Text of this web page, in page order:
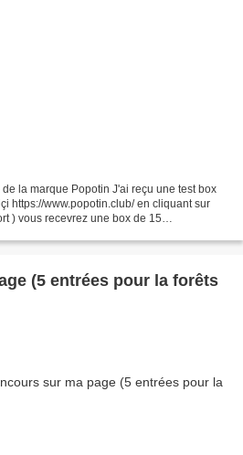
la marque Popotin J'ai reçu une test box
https://www.popotin.club/ en cliquant sur
) vous recevrez une box de 15
(5 entrées pour la forêts